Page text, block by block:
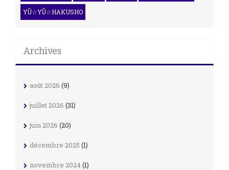
YŪ☆YŪ☆HAKUSHO
Archives
août 2026 (9)
juillet 2026 (31)
juin 2026 (20)
décembre 2025 (1)
novembre 2024(1)